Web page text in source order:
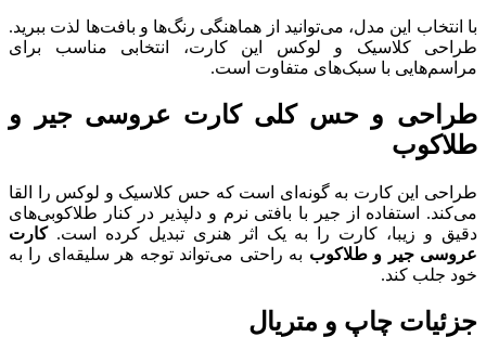
با انتخاب این مدل، می‌توانید از هماهنگی رنگ‌ها و بافت‌ها لذت ببرید.
طراحی کلاسیک و لوکس این کارت، انتخابی مناسب برای
مراسم‌هایی با سبک‌های متفاوت است.
طراحی و حس کلیکارت عروسی جیر
و
طلاکوب
طراحی این کارت به گونه‌ای است که حس کلاسیک و لوکس را القا
می‌کند. استفاده از جیر با بافتی نرم و دلپذیر در کنار طلاکوبی‌های
دقیق و زیبا، کارت را به یک اثر هنری تبدیل کرده است.کارت
عروسی جیر و طلاکوب به راحتی می‌تواند توجه هر سلیقه‌ای را به
خود جلب کند.
جزئیات چاپ و متریال